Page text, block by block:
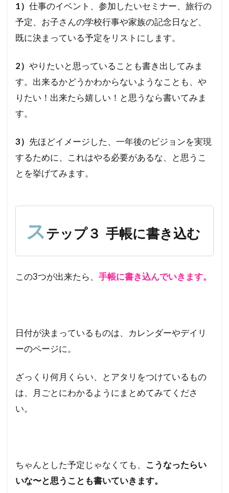
帳
に
書
き
む
4
さら
に、
星回
って
いる
と
1） 仕事のイベント、参加したいセミナー、旅行の
予定、お子さんの学校行事や家族の記念日など、
既に決まっている予定をリストにします。
2） やりたいと思っていることも書き出してみま
す。出来るかどうかわからないようなことも、や
りたい！出来たら嬉しい！と思うなら書いてみま
す。
3） 先ほどイメージした、一年後のビジョンを実現
するために、これはやる必要があるな、と思うこ
とを挙げてみます。
ステップ３ 手帳に書き込む
この3つが出来たら、 手帳に書き込んでいきます。
日付が決まっているものは、カレンダーやデイリ
ーのページに。
ざっくり何月くらい、とアタリをつけているもの
は、月ごとにわかるようにまとめてみてくださ
い。
ちゃんとした予定じゃなくても、 こうなったらい
いな〜と思うことも書いていきます。